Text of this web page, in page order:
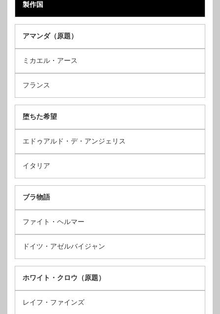
製作国
アマンダ（原題）
ミカエル・アース
フランス
堕ちた希望
エドゥアルド・デ・アンジェリス
イタリア
ブラ物語
ファイト・ヘルマー
ドイツ・アゼルバイジャン
ホワイト・クロウ（原題）
レイフ・ファインズ